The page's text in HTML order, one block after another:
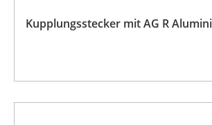
Kupplungsstecker mit AG R